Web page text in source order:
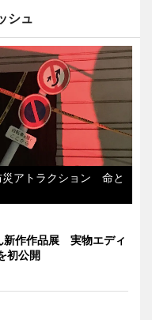
シュ
災アトラクション 命と
新作作品展 実物エディ
初公開